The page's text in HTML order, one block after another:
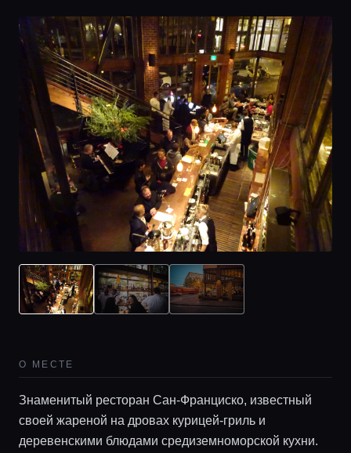
О МЕСТЕ
Знаменитый ресторан Сан-Франциско, известный
своей жареной на дровах курицей-гриль и
деревенскими блюдами средиземноморской кухни.